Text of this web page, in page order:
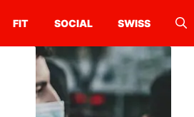
FIT SOCIAL SWISS